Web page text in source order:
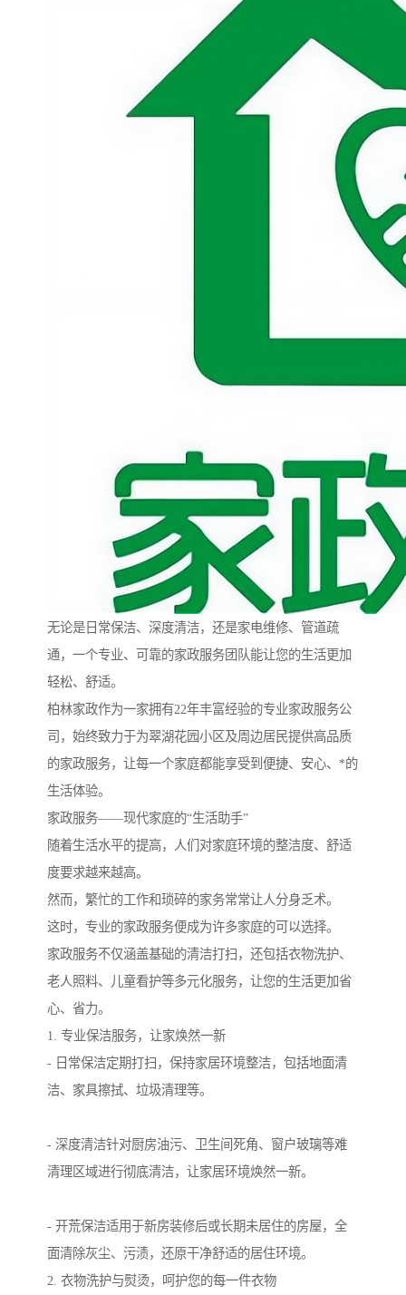
无论是日常保洁、深度清洁，还是家电维修、管道疏
通，一个专业、可靠的家政服务团队能让您的生活更加
轻松、舒适。
柏林家政作为一家拥有22年丰富经验的专业家政服务公
司，始终致力于为翠湖花园小区及周边居民提供高品质
的家政服务，让每一个家庭都能享受到便捷、安心、*的
生活体验。
家政服务——现代家庭的“生活助手”
随着生活水平的提高，人们对家庭环境的整洁度、舒适
度要求越来越高。
然而，繁忙的工作和琐碎的家务常常让人分身乏术。
这时，专业的家政服务便成为许多家庭的可以选择。
家政服务不仅涵盖基础的清洁打扫，还包括衣物洗护、
老人照料、儿童看护等多元化服务，让您的生活更加省
心、省力。
1. 专业保洁服务，让家焕然一新
- 日常保洁定期打扫，保持家居环境整洁，包括地面清
洁、家具擦拭、垃圾清理等。
- 深度清洁针对厨房油污、卫生间死角、窗户玻璃等难
清理区域进行彻底清洁，让家居环境焕然一新。
- 开荒保洁适用于新房装修后或长期未居住的房屋，全
面清除灰尘、污渍，还原干净舒适的居住环境。
2. 衣物洗护与熨烫，呵护您的每一件衣物